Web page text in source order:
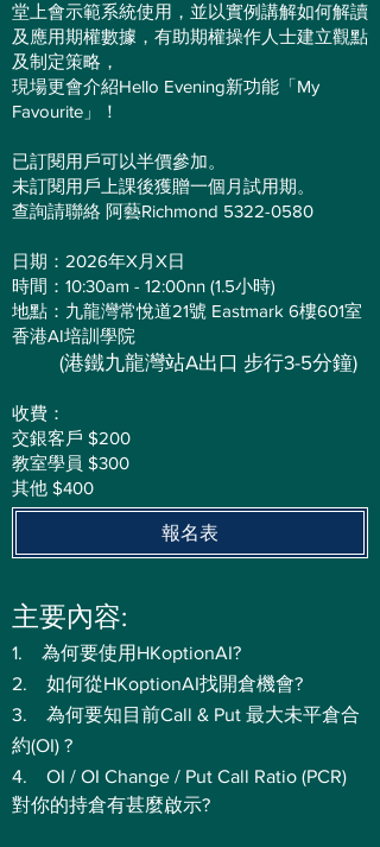
堂上會示範系統使用，並以實例講解如何解讀
及應用期權數據，有助期權操作人士建立觀點
及制定策略，
現場更會介紹Hello Evening新功能「My
Favourite」！
已訂閱用戶可以半價參加。
未訂閱用戶上課後獲贈一個月試用期。
查詢請聯絡 阿藝Richmond 5322-0580
日期：2026年X月X日
時間：10:30am - 12:00nn (1.5小時)
地點：九龍灣常悅道21號 Eastmark 6樓601室
香港AI培訓學院
(港鐵九龍灣站A出口 步行3-5分鐘)
收費：
交銀客戶 $200
教室學員 $300
其他 $400
報名表
主要內容:
1. 為何要使用HKoptionAI?
2. 如何從HKoptionAI找開倉機會?
3. 為何要知目前Call & Put 最大未平倉合
約(OI) ?
4. OI / OI Change / Put Call Ratio (PCR)
對你的持倉有甚麼啟示?